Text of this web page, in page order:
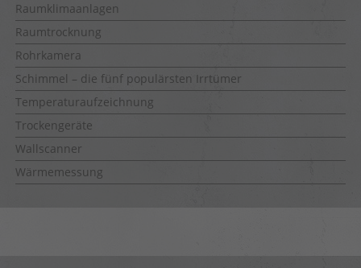
Raumklimaanlagen
Raumtrocknung
Rohrkamera
Schimmel – die fünf populärsten Irrtümer
Temperaturaufzeichnung
Trockengeräte
Wallscanner
Wärmemessung